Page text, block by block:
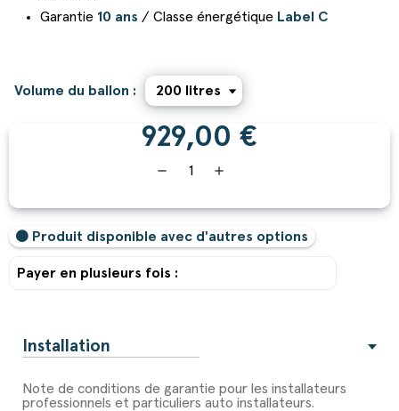
Garantie 10 ans / Classe énergétique Label C
Volume du ballon :
929,00 €
remove add
Produit disponible avec d'autres options
Payer en plusieurs fois :
Installation
Note de conditions de garantie pour les installateurs
professionnels et particuliers auto installateurs.